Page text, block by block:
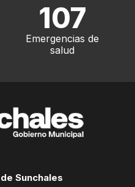
107
Emergencias de
salud
Sunchales